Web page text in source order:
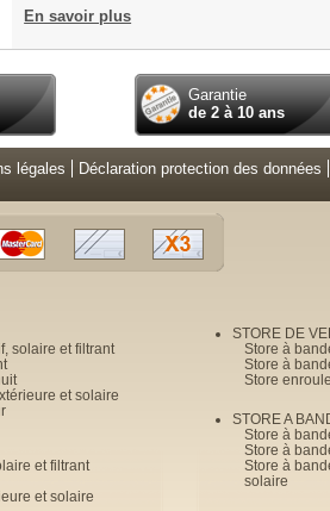
En savoir plus
Garantie
de 2 à 10 ans
légales
Déclaration protection des données
solaire et filtrant
et solaire
et filtrant
et solaire
STORE DE
Store à
Store à
Store
STORE A
Store à
Store à
Store à
solaire